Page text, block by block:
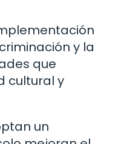
y la
que
cultural y
un